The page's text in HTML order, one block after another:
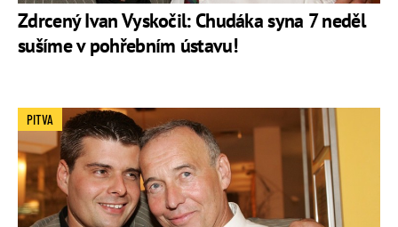
Zdrcený Ivan Vyskočil: Chudáka syna 7 neděl
sušíme v pohřebním ústavu!
PITVA